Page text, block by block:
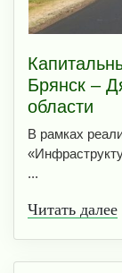
Брянск –
области
В рамках
...
Читать далее